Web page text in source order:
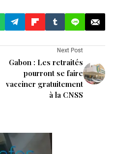
Next Post
Gabon : Les retraités
pourront se faire
vacciner gratuitement
à la CNSS